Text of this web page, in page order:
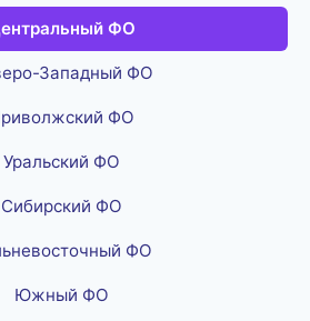
ФО
Западный ФО
ФО
Уральский ФО
Сибирский ФО
ФО
Южный ФО